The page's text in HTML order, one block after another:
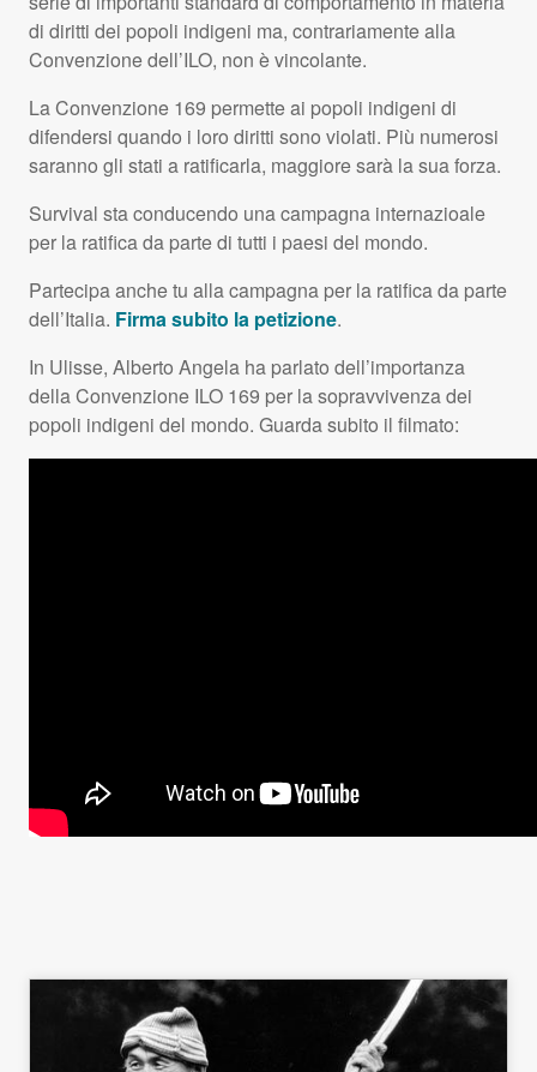
di diritti dei popoli indigeni ma, contrariamente alla
Convenzione dell’ILO, non è vincolante.
La Convenzione 169 permette ai popoli indigeni di
difendersi quando i loro diritti sono violati. Più numerosi
saranno gli stati a ratificarla, maggiore sarà la sua forza.
Survival sta conducendo una campagna internazioale
per la ratifica da parte di tutti i paesi del mondo.
Partecipa anche tu alla campagna per la ratifica da parte
dell’Italia. Firma subito la petizione.
In Ulisse, Alberto Angela ha parlato dell’importanza
della Convenzione ILO 169 per la sopravvivenza dei
popoli indigeni del mondo. Guarda subito il filmato: